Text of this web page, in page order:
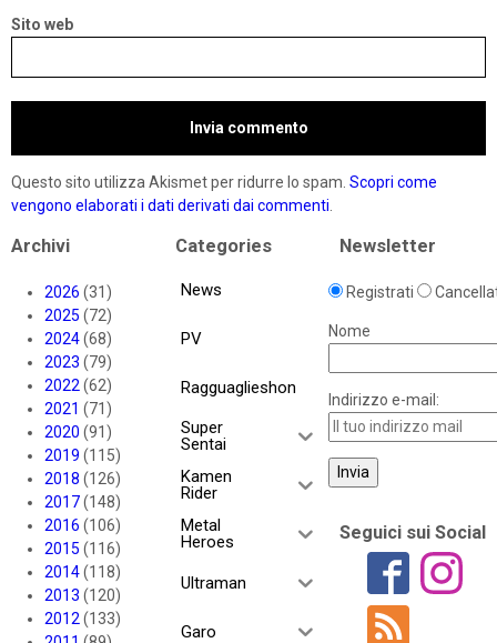
Sito web
Questo sito utilizza Akismet per ridurre lo spam. Scopri come
vengono elaborati i dati derivati dai commenti.
Archivi
2026 (31)
2025 (72)
2024(68)
2023 (79)
2022(62)
2021 (71)
2020 (91)
2019 (115)
2018 (126)
2017(148)
2016 (106)
2015 (116)
2014(118)
2013 (120)
2012(133)
Categories
News
PV
Ragguaglieshon
Super
Sentai
Kamen
Rider
Metal
Heroes
Ultraman
Garo
Newsletter
Registrati
Nome
Indirizzo e-mail:
Seguici sui Social